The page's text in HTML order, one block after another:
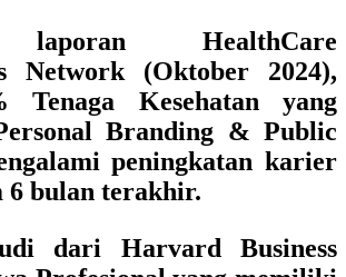
HealthCare
Network (Oktober 2024),
Tenaga Kesehatan yang
Branding & Public
peningkatan karier
6 bulan terakhir.
dari Harvard Business